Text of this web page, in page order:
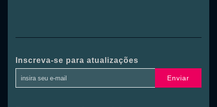
Inscreva-se para atualizações
Enviar